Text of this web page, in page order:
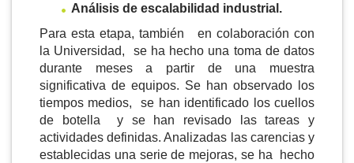
Análisis de escalabilidad industrial.
Para esta etapa, también en colaboración con
la Universidad, se ha hecho una toma de datos
durante meses a partir de una muestra
significativa de equipos. Se han observado los
tiempos medios, se han identificado los cuellos
de botella y se han revisado las tareas y
actividades definidas. Analizadas las carencias y
establecidas una serie de mejoras, se ha hecho